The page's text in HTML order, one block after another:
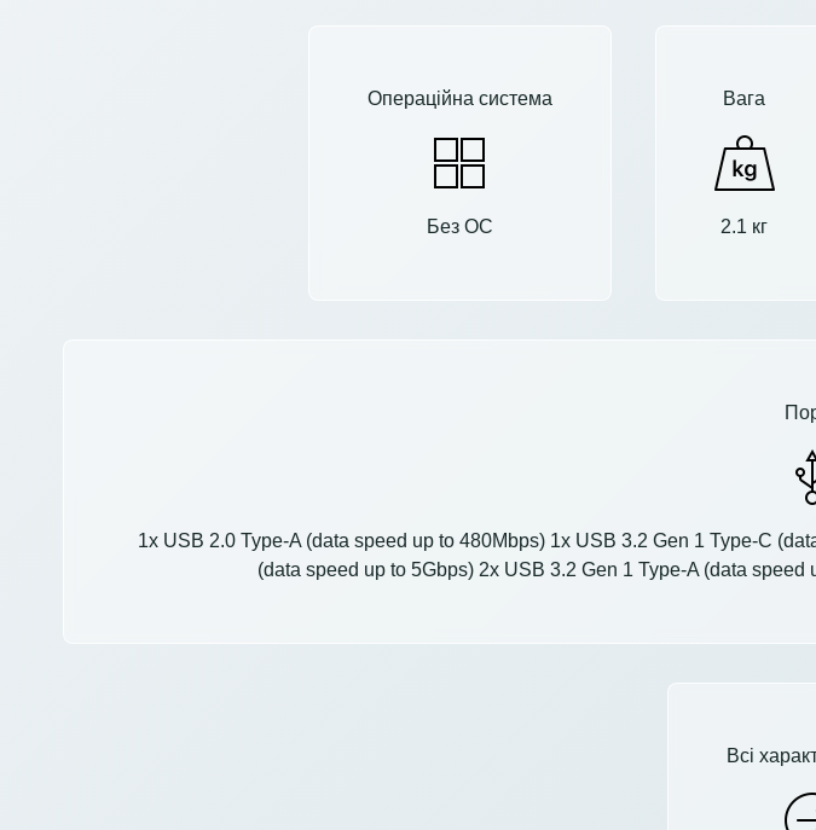
Операційна система
Без ОС
Вага
2.1 кг
1x USB 2.0 Type-A (data speed up to 480Mbps) 1x USB 3.2 Gen 1 Type-C
(data speed up to 5Gbps) 2x USB 3.2 Gen 1 Type-A (data
Всі